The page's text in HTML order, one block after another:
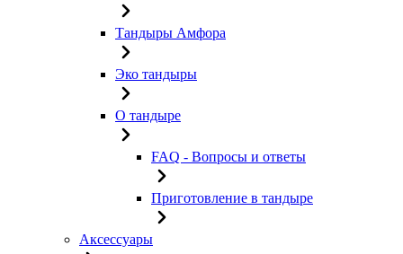
Тандыры Амфора
Эко тандыры
О тандыре
FAQ - Вопросы и ответы
Приготовление в тандыре
Аксессуары